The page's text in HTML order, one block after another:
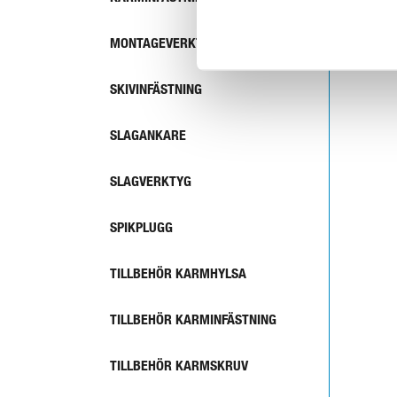
MONTAGEVERKTYG
SKIVINFÄSTNING
SLAGANKARE
SLAGVERKTYG
SPIKPLUGG
TILLBEHÖR KARMHYLSA
TILLBEHÖR KARMINFÄSTNING
TILLBEHÖR KARMSKRUV